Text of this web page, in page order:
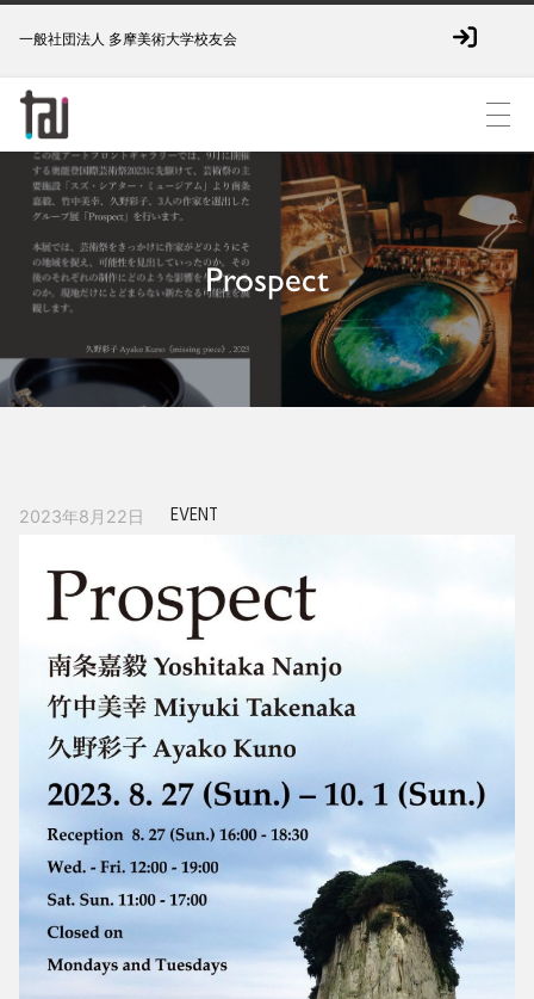
一般社団法人 多摩美術大学校友会
Prospect
2023年8月22日 EVENT